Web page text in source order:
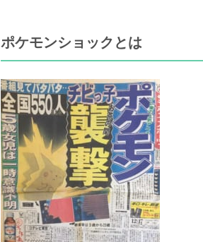
ポケモンショックとは